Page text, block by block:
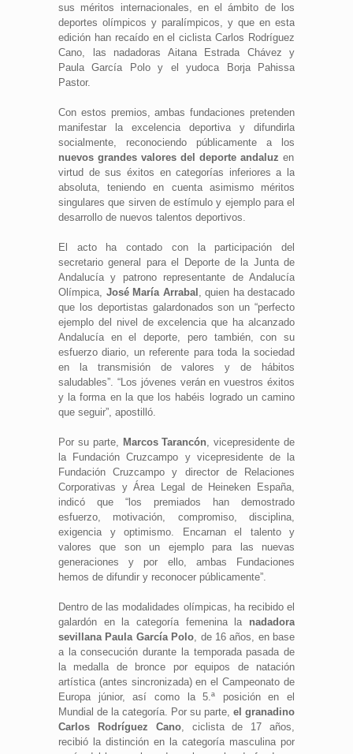
sus méritos internacionales, en el ámbito de los
deportes olímpicos y paralímpicos, y que en esta
edición han recaído en el ciclista Carlos Rodríguez
Cano, las nadadoras Aitana Estrada Chávez y
Paula García Polo y el yudoca Borja Pahissa
Pastor.
Con estos premios, ambas fundaciones pretenden
manifestar la excelencia deportiva y difundirla
socialmente, reconociendo públicamente a los
nuevos grandes valores del deporte andaluz en
virtud de sus éxitos en categorías inferiores a la
absoluta, teniendo en cuenta asimismo méritos
singulares que sirven de estímulo y ejemplo para el
desarrollo de nuevos talentos deportivos.
El acto ha contado con la participación del
secretario general para el Deporte de la Junta de
Andalucía y patrono representante de Andalucía
Olímpica, José María Arrabal , quien ha destacado
que los deportistas galardonados son un “perfecto
ejemplo del nivel de excelencia que ha alcanzado
Andalucía en el deporte, pero también, con su
esfuerzo diario, un referente para toda la sociedad
en la transmisión de valores y de hábitos
saludables”. “Los jóvenes verán en vuestros éxitos
y la forma en la que los habéis logrado un camino
que seguir”, apostilló.
Por su parte, Marcos Tarancón, vicepresidente de
la Fundación Cruzcampo y vicepresidente de la
Fundación Cruzcampo y director de Relaciones
Corporativas y Área Legal de Heineken España,
indicó que “los premiados han demostrado
esfuerzo, motivación, compromiso, disciplina,
exigencia y optimismo. Encarnan el talento y
valores que son un ejemplo para las nuevas
generaciones y por ello, ambas Fundaciones
hemos de difundir y reconocer públicamente”.
Dentro de las modalidades olímpicas, ha recibido el
galardón en la categoría femenina la nadadora
sevillana Paula García Polo, de 16 años, en base
a la consecución durante la temporada pasada de
la medalla de bronce por equipos de natación
artística (antes sincronizada) en el Campeonato de
Europa júnior, así como la 5.ª posición en el
Mundial de la categoría. Por su parte, el granadino
Carlos Rodríguez Cano, ciclista de 17 años,
recibió la distinción en la categoría masculina por